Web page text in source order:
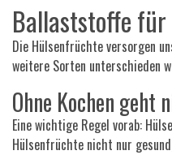
Ballaststoffe für
Die Hülsenfrüchte versorgen
weitere Sorten unterschieden
Ohne Kochen geht
Eine wichtige Regel vorab:
Hülsenfrüchte nicht nur